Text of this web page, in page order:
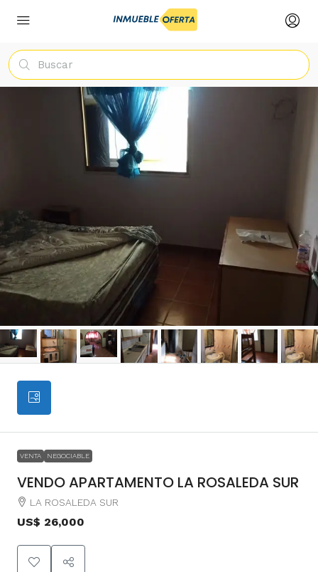
VENTA NEGOCIABLE
VENDO APARTAMENTO LA ROSALEDA SUR
LA ROSALEDA SUR
US$ 26,000